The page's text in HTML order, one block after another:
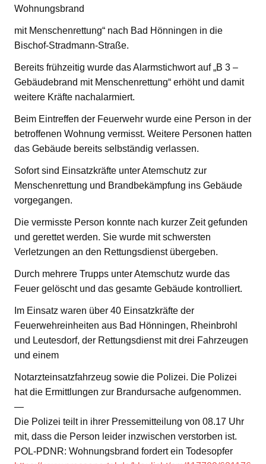
Wohnungsbrand
mit Menschenrettung“ nach Bad Hönningen in die
Bischof-Stradmann-Straße.
Bereits frühzeitig wurde das Alarmstichwort auf „B 3 –
Gebäudebrand mit Menschenrettung“ erhöht und damit
weitere Kräfte nachalarmiert.
Beim Eintreffen der Feuerwehr wurde eine Person in der
betroffenen Wohnung vermisst. Weitere Personen hatten
das Gebäude bereits selbständig verlassen.
Sofort sind Einsatzkräfte unter Atemschutz zur
Menschenrettung und Brandbekämpfung ins Gebäude
vorgegangen.
Die vermisste Person konnte nach kurzer Zeit gefunden
und gerettet werden. Sie wurde mit schwersten
Verletzungen an den Rettungsdienst übergeben.
Durch mehrere Trupps unter Atemschutz wurde das
Feuer gelöscht und das gesamte Gebäude kontrolliert.
Im Einsatz waren über 40 Einsatzkräfte der
Feuerwehreinheiten aus Bad Hönningen, Rheinbrohl
und Leutesdorf, der Rettungsdienst mit drei Fahrzeugen
und einem
Notarzteinsatzfahrzeug sowie die Polizei. Die Polizei
hat die Ermittlungen zur Brandursache aufgenommen.
—
Die Polizei teilt in ihrer Pressemitteilung von 08.17 Uhr
mit, dass die Person leider inzwischen verstorben ist.
POL-PDNR: Wohnungsbrand fordert ein Todesopfer